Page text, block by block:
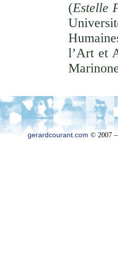
(Estelle
l’Art et
gerardcourant.com © 2007